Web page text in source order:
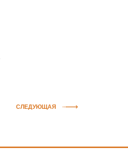
СЛЕДУЮЩАЯ